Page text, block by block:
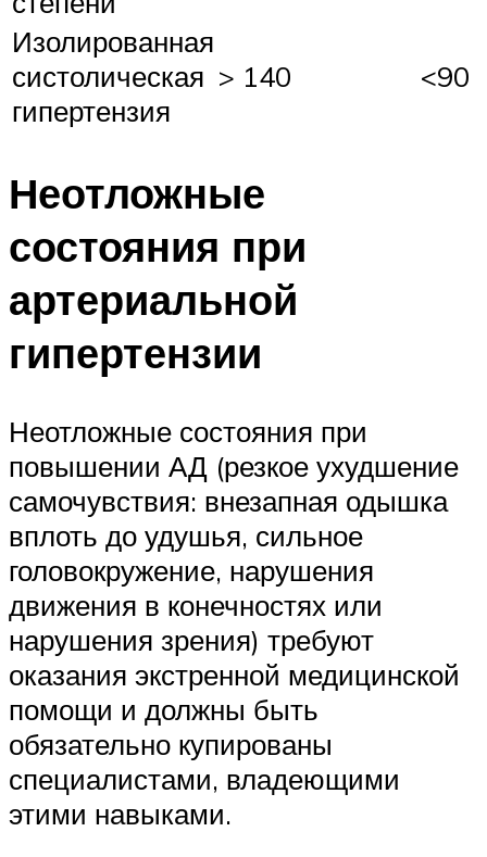
Изолированная
систолическая
гипертензия
> 140 <90
Неотложные
состояния при
артериальной
гипертензии
Неотложные состояния при
повышении АД (резкое ухудшение
самочувствия: внезапная одышка
вплоть до удушья, сильное
головокружение, нарушения
движения в конечностях или
нарушения зрения) требуют
оказания экстренной медицинской
помощи и должны быть
обязательно купированы
специалистами, владеющими
этими навыками.